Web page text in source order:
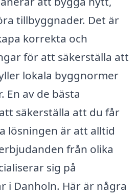
tillbyggnader. Det är
korrekta och
för att säkerställa att
lokala byggnormer
En av de bästa
säkerställa att du får
lösningen är att alltid
från olika
sig på
i Danholn. Här är några